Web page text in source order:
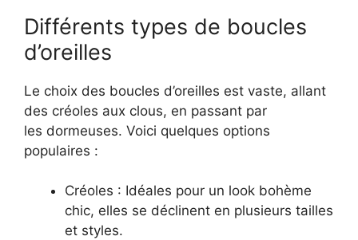
Différents types de boucles
d’oreilles
Le choix des boucles d’oreilles est vaste, allant
des créoles aux clous, en passant par
les dormeuses. Voici quelques options
populaires :
Créoles : Idéales pour un look bohème
chic, elles se déclinent en plusieurs tailles
et styles.